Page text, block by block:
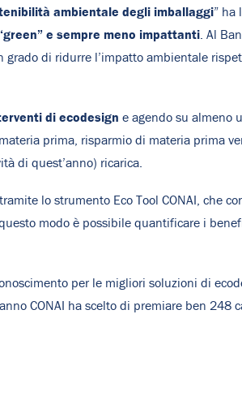
ambientale degli imballaggi” ha
e sempre meno impattanti . Al
di ridurre l’impatto ambientale
di ecodesign e agendo su almeno
prima, risparmio di materia prima
di quest’anno) ricarica.
lo strumento Eco Tool CONAI, che
modo è possibile quantificare i
per le migliori soluzioni di
CONAI ha scelto di premiare ben 248